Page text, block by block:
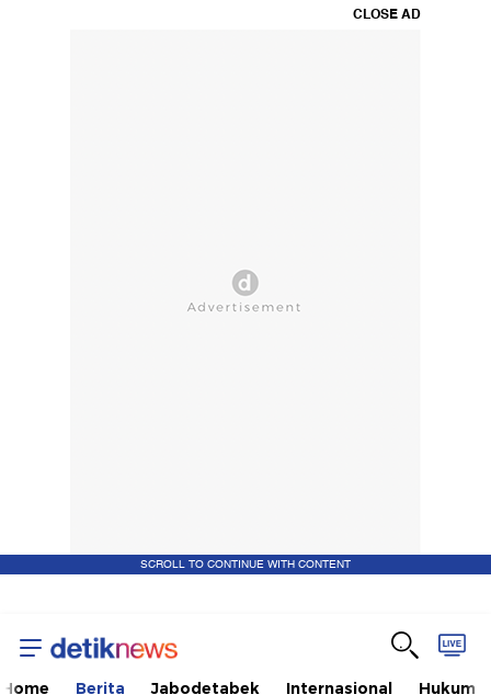
CLOSE AD
SCROLL TO CONTINUE WITH CONTENT
Home Berita Jabodetabek Internasional Hukum